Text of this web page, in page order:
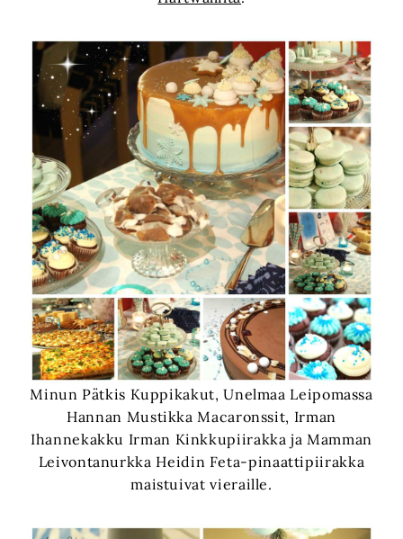
Minun Pätkis Kuppikakut, Unelmaa Leipomassa
Hannan Mustikka Macaronssit, Irman
Ihannekakku Irman Kinkkupiirakka ja Mamman
Leivontanurkka Heidin Feta-pinaattipiirakka
maistuivat vieraille.